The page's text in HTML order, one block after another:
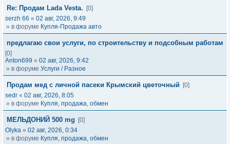
Re: Продам Lada Vesta.
[0]
serzh 66 « 02 авг, 2026, 9:49
» в форуме Купля-Продажа авто
предлагаю свои услуги, по строительству и подсобным работам
[0]
Anton699 « 02 авг, 2026, 9:42
» в форуме Услуги / Разное
Продам мед с личной пасеки Крымский цветочный
[0]
sedr « 02 авг, 2026, 8:05
» в форуме Купля, продажа, обмен
МЕЛЬДОНИЙ 500 mg
[0]
Olyka « 02 авг, 2026, 0:34
» в форуме Купля, продажа, обмен